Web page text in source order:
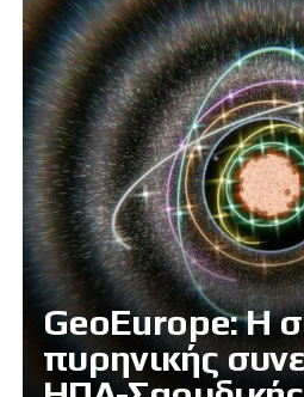
GeoEurope: Η
πυρηνικής